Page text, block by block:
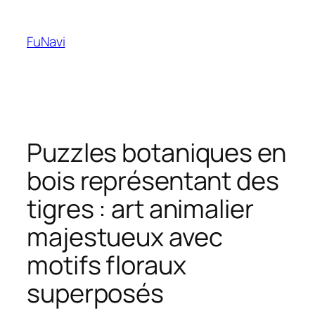
content
FuNavi
Puzzles botaniques en
bois représentant des
tigres : art animalier
majestueux avec
motifs floraux
superposés